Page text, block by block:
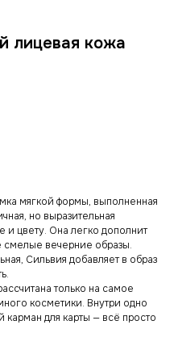
лицевая кожа
мягкой формы, выполненная
но выразительная
и цвету. Она легко дополнит
смелые вечерние образы.
Сильвия добавляет в образ
только на самое
косметики. Внутри одно
для карты — всё просто